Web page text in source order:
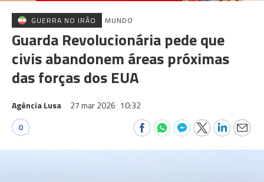
GUERRA NO IRÃO MUNDO
Guarda Revolucionária pede que
civis abandonem áreas próximas
das forças dos EUA
Agência Lusa 27 mar 2026 10:32
0